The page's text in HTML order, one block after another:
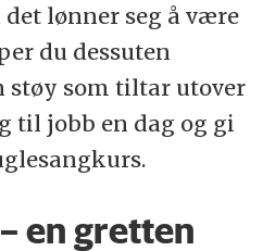
lønner seg å være
du dessuten
støy som tiltar utover
til jobb en dag og gi
en gretten